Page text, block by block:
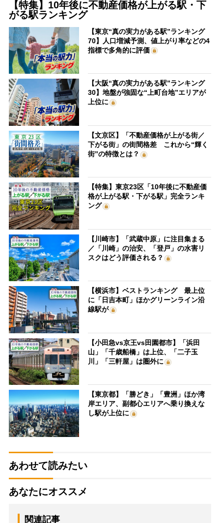
【特集】10年後に不動産価格が上がる駅・下
がる駅ランキング
【東京“真の実力がある駅”ランキング
70】人口増減予測、値上がり率などの4
指標で多角的に評価
【大阪“真の実力がある駅”ランキング
30】地盤が強固な“上町台地”エリアが
上位に
【文京区】「不動産価格が上がる街／
下がる街」の街間格差 これから“輝く
街”の特徴とは？
【特集】東京23区「10年後に不動産価
格が上がる駅・下がる駅」完全ランキ
ング
【川崎市】「武蔵中原」に注目集まる
／「川崎」の治安、「登戸」の水害リ
スクはどう評価される？
【横浜市】ベストランキング 最上位
に「日吉本町」ほかグリーンライン沿
線駅が
【小田急vs京王vs田園都市】「浜田
山」「千歳船橋」は上位、「二子玉
川」「三軒屋」は圏外に
【東京都】「勝どき」「豊洲」ほか湾
岸エリア、副都心エリアへ乗り換えな
し駅が上位に
あわせて読みたい
あなたにオススメ
関連記事